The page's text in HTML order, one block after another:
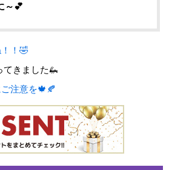
～💕
！🤣
てきました🦗
注意を🍁🍂